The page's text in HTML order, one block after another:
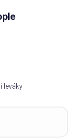
leváky